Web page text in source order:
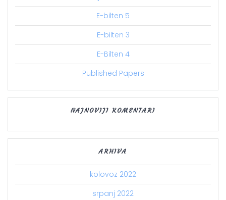
E-bilten 5
E-bilten 3
E-Bilten 4
Published Papers
NAJNOVIJI KOMENTARI
ARHIVA
kolovoz 2022
srpanj 2022